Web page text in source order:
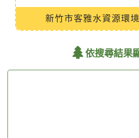
新竹市客雅水資源環
依搜尋結果